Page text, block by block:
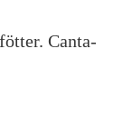
fötter. Canta-